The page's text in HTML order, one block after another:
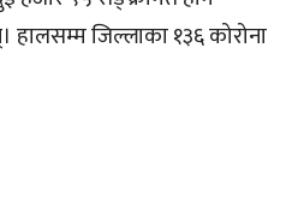
जिल्लाका १३६ कोरोना